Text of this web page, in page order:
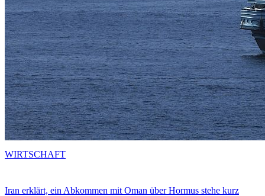
Iran erklärt, ein Abkommen mit Oman über Hormus stehe kurz
WIRTSCHAFT